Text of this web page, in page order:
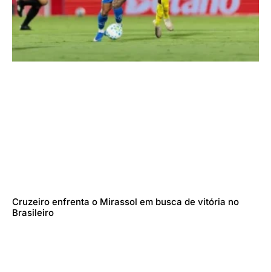
Cruzeiro enfrenta o Mirassol em busca de vitória no
Brasileiro